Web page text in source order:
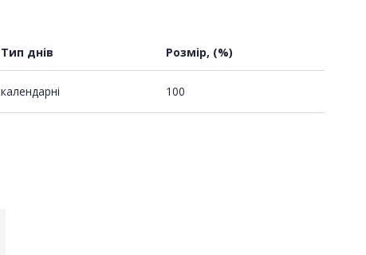
Тип днів Розмір, (%)
календарні 100